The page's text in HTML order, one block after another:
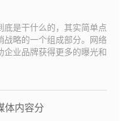
是干什么的，其实简单点
战略的一个组成部分。网络
企业品牌获得更多的曝光和
体内容分